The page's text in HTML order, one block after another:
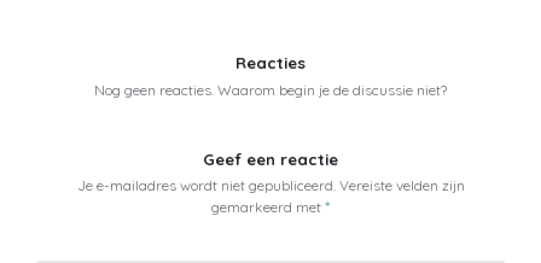
Reacties
Nog geen reacties. Waarom begin je de discussie niet?
Geef een reactie
Je e-mailadres wordt niet gepubliceerd. Vereiste velden zijn
gemarkeerd met *